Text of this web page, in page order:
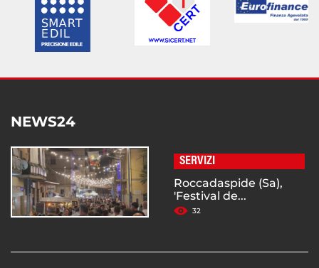
NEWS24
SERVIZI
Roccadaspide (Sa),
'Festival de...
32